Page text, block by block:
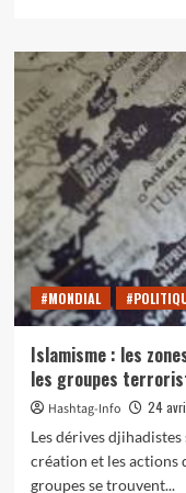
sur
Comprendre
l’Islam
:
quelques
concepts
importants
#MONDIAL
Islamisme : les
les groupes
Hashtag-Info
24
Les dérives
création et les actions
groupes se trouvent...